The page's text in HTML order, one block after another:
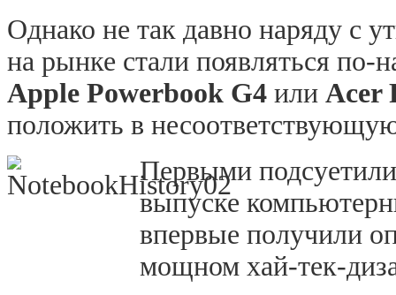
Однако не так давно наряду с
на рынке стали появляться по-
Apple Powerbook G4 или Acer
положить в
Первыми
выпуске
впервые получили
мощном хай-тек-